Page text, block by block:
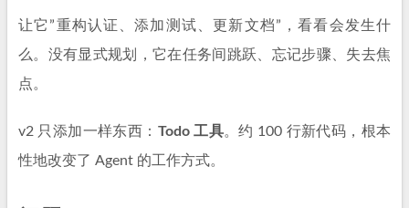
让它”重构认证、添加测试、更新文档”，看看会发生什
么。没有显式规划，它在任务间跳跃、忘记步骤、失去焦
点。
v2 只添加一样东西： Todo 工具。约 100 行新代码，根本
性地改变了 Agent 的工作方式。